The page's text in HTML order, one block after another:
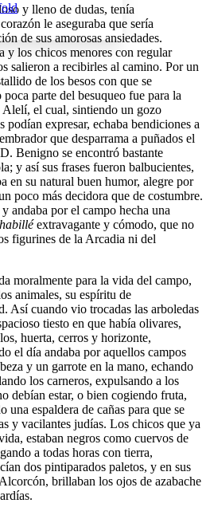
Decrease text margins
y lleno de dudas, tenía
le aseguraba que sería
de sus amorosas ansiedades.
y los chicos menores con regular
salieron a recibirles al camino. Por un
de los besos con que se
parte del besuqueo fue para la
Alelí, el cual, sintiendo un gozo
podían expresar, echaba bendiciones a
que desparrama a puñados el
Benigno se encontró bastante
y así sus frases fueron balbucientes,
en su natural buen humor, alegre por
poco más decidora que de costumbre.
andaba por el campo hecha una
extravagante y cómodo, que no
figurines de la Arcadia ni del
moralmente para la vida del campo,
animales, su espíritu de
Así cuando vio trocadas las arboledas
tiesto en que había olivares,
huerta, cerros y horizonte,
el día andaba por aquellos campos
y un garrote en la mano, echando
los carneros, expulsando a los
debían estar, o bien cogiendo fruta,
una espaldera de cañas para que se
y vacilantes judías. Los chicos que ya
estaban negros como cuervos de
a todas horas con tierra,
dos pintiparados paletos, y en sus
brillaban los ojos de azabache